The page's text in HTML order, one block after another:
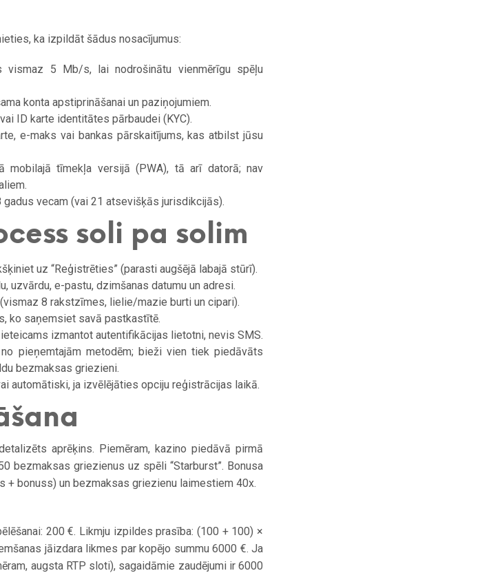
ka izpildāt šādus nosacījumus:
vismaz 5 Mb/s, lai nodrošinātu vienmērīgu spēļu
konta apstiprināšanai un paziņojumiem.
ID karte identitātes pārbaudei (KYC).
e-maks vai bankas pārskaitījums, kas atbilst jūsu
tīmekļa versijā (PWA), tā arī datorā; nav
vecam (vai 21 atsevišķās jurisdikcijās).
soli pa solim
uz “Reģistrēties” (parasti augšējā labajā stūrī).
uzvārdu, e-pastu, dzimšanas datumu un adresi.
8 rakstzīmes, lielie/mazie burti un cipari).
ko saņemsiet savā pastkastītē.
izmantot autentifikācijas lietotni, nevis SMS.
pieņemtajām metodēm; bieži vien tiek piedāvāts
bezmaksas griezieni.
automātiski, ja izvēlējāties opciju reģistrācijas laikā.
aprēķins. Piemēram, kazino piedāvā pirmā
bezmaksas griezienus uz spēli “Starburst”. Bonusa
bonuss) un bezmaksas griezienu laimestiem 40x.
200 €. Likmju izpildes prasība: (100 + 100) ×
jāizdara likmes par kopējo summu 6000 €. Ja
augsta RTP sloti), sagaidāmie zaudējumi ir 6000